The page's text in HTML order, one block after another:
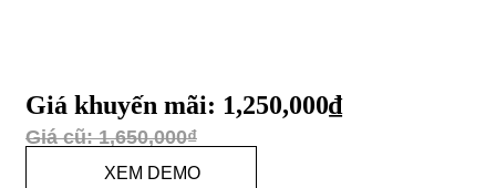
Giá khuyến mãi: 1,250,000₫
Giá cũ:1,650,000₫
XEM DEMO